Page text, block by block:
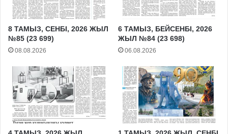
8 ТАМЫЗ, СЕНБІ, 2026 ЖЫЛ
№85 (23 699)
08.08.2026
6 ТАМЫЗ, БЕЙСЕНБІ, 2026
ЖЫЛ №84 (23 698)
06.08.2026